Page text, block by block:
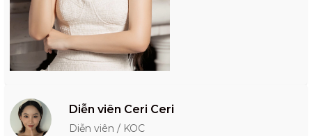
Diễn viên Ceri Ceri
Diễn viên / KOC